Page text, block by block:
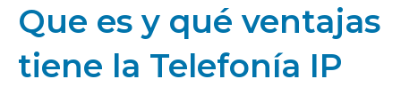
Que es y qué ventajas
tiene la Telefonía IP